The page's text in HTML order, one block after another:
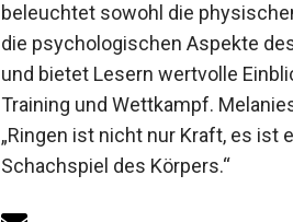
beleuchtet sowohl die
die psychologischen Aspekte des
und bietet Lesern wertvolle
Training und Wettkampf.
„Ringen ist nicht nur Kraft, es ist
Schachspiel des Körpers.“